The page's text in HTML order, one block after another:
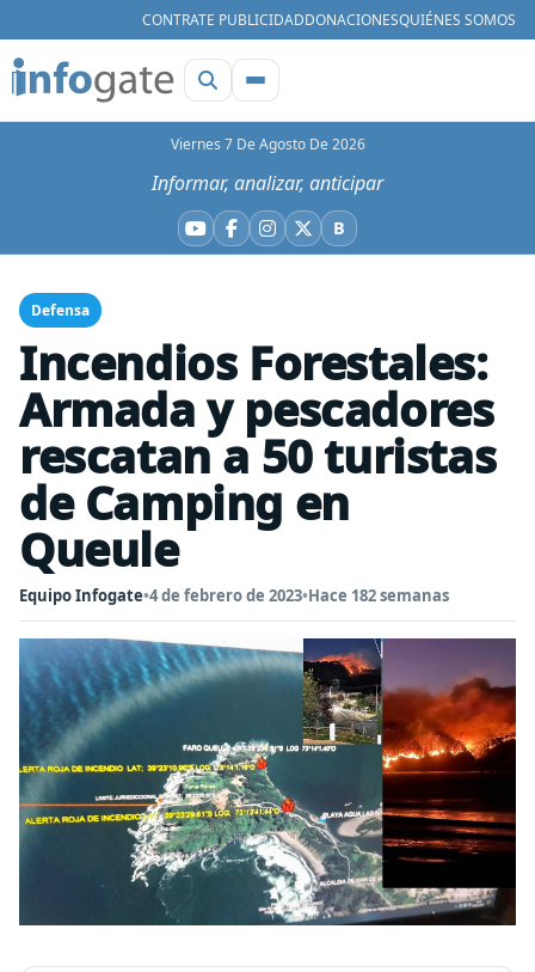
CONTRATE PUBLICIDADDONACIONESQUIÉNES SOMOS
Viernes 7 De Agosto De 2026
Informar, analizar, anticipar
YouTube
Facebook
Instagram
X BBluesky
Defensa
Incendios Forestales:
Armada y pescadores
rescatan a 50 turistas
de Camping en
Queule
Equipo Infogate•4 de febrero de 2023•Hace 182 semanas